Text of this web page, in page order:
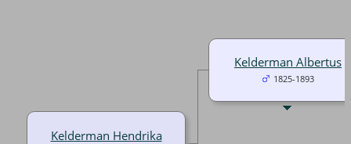
Kelderman Hendrika
Kelderman Albertus
1825-1893